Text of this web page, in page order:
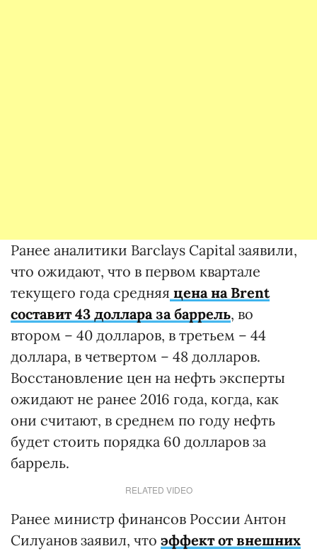
Ранее аналитики Barclays Capital заявили,
что ожидают, что в первом квартале
текущего года средняя цена на Brent
составит 43 доллара за баррель, во
втором – 40 долларов, в третьем – 44
доллара, в четвертом – 48 долларов.
Восстановление цен на нефть эксперты
ожидают не ранее 2016 года, когда, как
они считают, в среднем по году нефть
будет стоить порядка 60 долларов за
баррель.
RELATED VIDEO
Ранее министр финансов России Антон
Силуанов заявил, что эффект от внешних